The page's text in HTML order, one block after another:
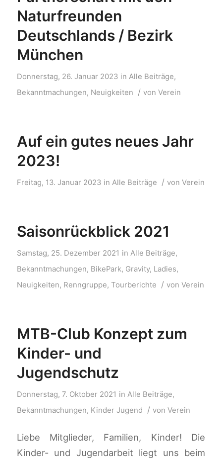
Naturfreunden
Deutschlands / Bezirk
München
Donnerstag, 26. Januar 2023 in Alle Beiträge,
Bekanntmachungen, Neuigkeiten / von Verein
Auf ein gutes neues Jahr
2023!
Freitag, 13. Januar 2023 in Alle Beiträge / von Verein
Saisonrückblick 2021
Samstag, 25. Dezember 2021 in Alle Beiträge,
Bekanntmachungen, BikePark, Gravity, Ladies,
Neuigkeiten, Renngruppe, Tourberichte / von Verein
MTB-Club Konzept zum
Kinder- und
Jugendschutz
Donnerstag, 7. Oktober 2021 in Alle Beiträge,
Bekanntmachungen, Kinder Jugend / von Verein
Liebe Mitglieder, Familien, Kinder! Die
Kinder- und Jugendarbeit liegt uns beim